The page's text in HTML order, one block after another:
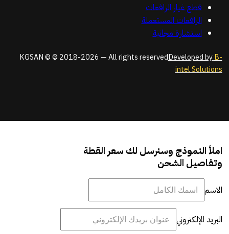
قطع غيار الرافعات
الرافعات المستعملة
استشارة مجانية
KGSAN © © 2018-2026 — All rights reservedDeveloped byB-
intel Solutions
املأ النموذج وسنرسل لك سعر القطة
وتفاصيل الشحن
الاسم
البريد الإلكتروني